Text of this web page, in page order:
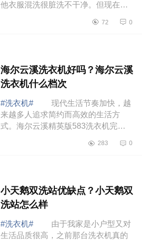
他衣服混洗很脏洗不干净。但现在已
和袜子放到洗衣机洗，干净程度是要
72 0
海尔云溪洗衣机好吗？海尔云溪
洗衣机什么档次
#洗衣机#
现代生活节奏加快，越
来越多人追求简约而高效的生活方
式。海尔云溪精英版583洗衣机完美
为一体，是我家庭中的“全能帮手”。下
283 0
小天鹅双洗站优缺点？小天鹅双
洗站怎么样
#洗衣机#
由于我家是小户型又对
生活品质很高，之前那台洗衣机真的